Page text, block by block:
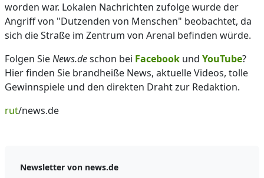
worden war. Lokalen Nachrichten zufolge wurde der
Angriff von "Dutzenden von Menschen" beobachtet, da
sich die Straße im Zentrum von Arenal befinden würde.
Folgen SieNews.deschon bei Facebook und YouTube?
Hier finden Sie brandheiße News, aktuelle Videos, tolle
Gewinnspiele und den direkten Draht zur Redaktion.
rut/news.de
Newsletter von news.de